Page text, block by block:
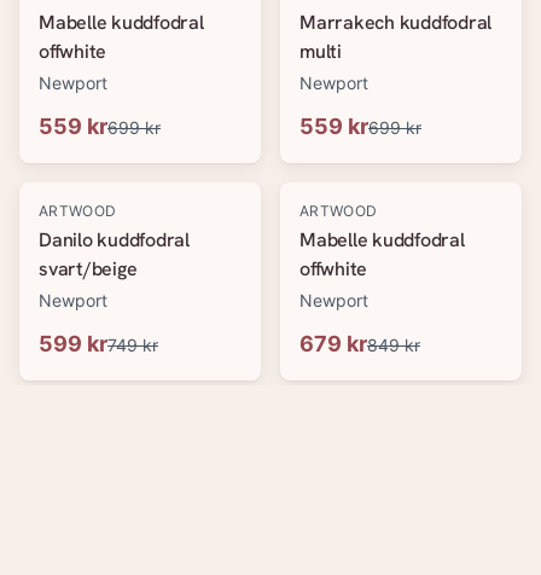
Mabelle kuddfodral
offwhite
Newport
559 kr699 kr
Marrakech kuddfodral
multi
Newport
559 kr699 kr
-20%
ARTWOOD
Danilo kuddfodral
svart/beige
Newport
599 kr749 kr
-20%
ARTWOOD
Mabelle kuddfodral
offwhite
Newport
679 kr849 kr